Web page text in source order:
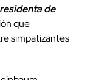
de
que
simpatizantes